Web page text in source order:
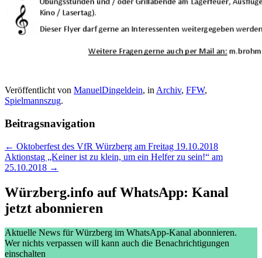
Veröffentlicht von ManuelDingeldein, in Archiv, FFW,
Spielmannszug.
Beitragsnavigation
← Oktoberfest des VfR Würzberg am Freitag 19.10.2018
Aktionstag „Keiner ist zu klein, um ein Helfer zu sein!“ am
25.10.2018 →
Würzberg.info auf WhatsApp: Kanal
jetzt abonnieren
Aktuelle News für Würzberg im WhatsApp-Kanal abonnieren.
Wer nichts verpassen will kann auch die Benachrichtigungen
einschalten